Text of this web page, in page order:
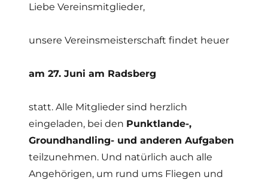
Liebe Vereinsmitglieder,
unsere Vereinsmeisterschaft findet heuer
am 27. Juni am Radsberg
statt. Alle Mitglieder sind herzlich
eingeladen, bei den Punktlande-,
Groundhandling- und anderen Aufgaben
teilzunehmen. Und natürlich auch alle
Angehörigen, um rund ums Fliegen und